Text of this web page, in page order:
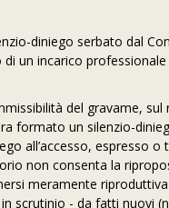
diniego serbato dal
di un incarico
del gravame,
formato un silenzio-
all’accesso, espresso
non consenta la
meramente
scrutinio - da fatti nuovi